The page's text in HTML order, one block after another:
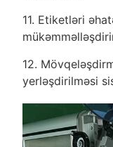
11. Etiketləri
12.
yerləşdirilməsi